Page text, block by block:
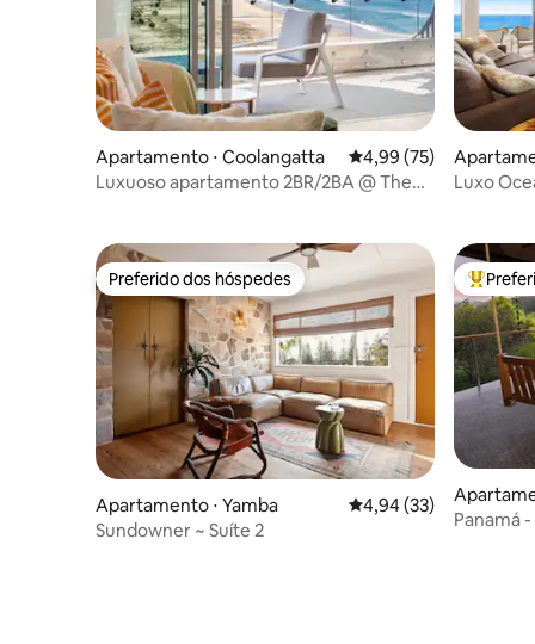
Apartamento ⋅ Coolangatta 4,99 de uma
4,99 (75)
Luxuoso apartamento 2BR/2BA @ The
Luxo
Preferido dos hóspedes
Preferido dos hóspedes
Apartamento ⋅ Yamba 4,94 de uma
4,94 (33)
Sundowner ~ Suíte 2
Entre os
Panamá